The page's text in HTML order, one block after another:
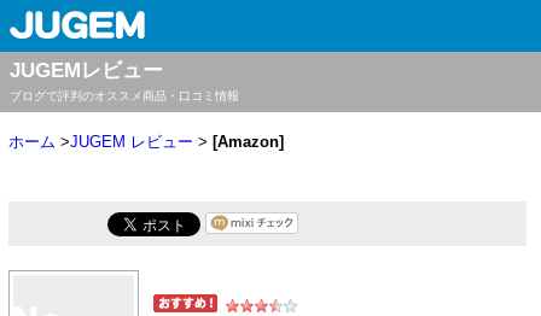
JUGEMレビュー
ブログで評判のオススメ商品・口コミ情報
ホーム >JUGEM レビュー > [Amazon]